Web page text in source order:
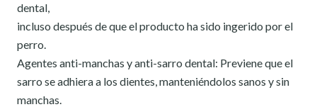
dental,
incluso después de que el producto ha sido ingerido por el
perro.
Agentes anti-manchas y anti-sarro dental: Previene que el
sarro se adhiera a los dientes, manteniéndolos sanos y sin
manchas.